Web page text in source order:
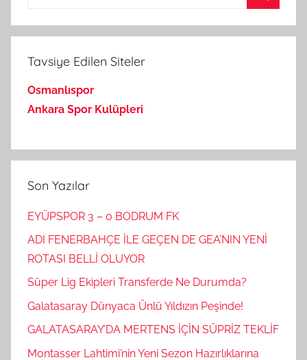
Tavsiye Edilen Siteler
Osmanlıspor
Ankara Spor Kulüpleri
Son Yazılar
EYÜPSPOR 3 – 0 BODRUM FK
ADI FENERBAHÇE İLE GEÇEN DE GEA’NIN YENİ
ROTASI BELLİ OLUYOR
Süper Lig Ekipleri Transferde Ne Durumda?
Galatasaray Dünyaca Ünlü Yıldızın Peşinde!
GALATASARAY’DA MERTENS İÇİN SÜPRİZ TEKLİF
Montasser Lahtimi’nin Yeni Sezon Hazırlıklarına